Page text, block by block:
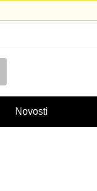
Novosti